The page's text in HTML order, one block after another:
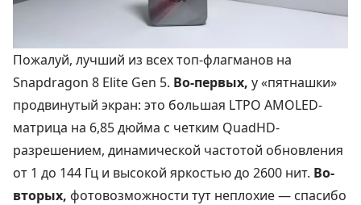
Пожалуй, лучший из всех топ-флагманов на
Snapdragon 8 Elite Gen 5. Во-первых, у «пятнашки»
продвинутый экран: это большая LTPO AMOLED-
матрица на 6,85 дюйма с четким QuadHD-
разрешением, динамической частотой обновления
от 1 до 144 Гц и высокой яркостью до 2600 нит. Во-
вторых, фотовозможности тут неплохие — спасибо